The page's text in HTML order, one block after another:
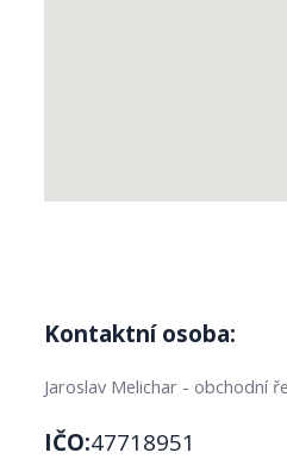
Kontaktní osoba:
Jaroslav Melichar - obchodní
IČO:47718951